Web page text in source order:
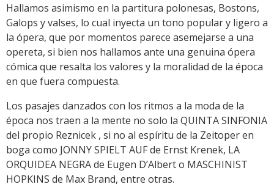
Hallamos asimismo en la partitura polonesas, Bostons,
Galops y valses, lo cual inyecta un tono popular y ligero a
la ópera, que por momentos parece asemejarse a una
opereta, si bien nos hallamos ante una genuina ópera
cómica que resalta los valores y la moralidad de la época
en que fuera compuesta.
Los pasajes danzados con los ritmos a la moda de la
época nos traen a la mente no solo la QUINTA SINFONIA
del propio Reznicek , si no al espíritu de la Zeitoper en
boga como JONNY SPIELT AUF de Ernst Krenek, LA
ORQUIDEA NEGRA de Eugen D’Albert o MASCHINIST
HOPKINS de Max Brand, entre otras.